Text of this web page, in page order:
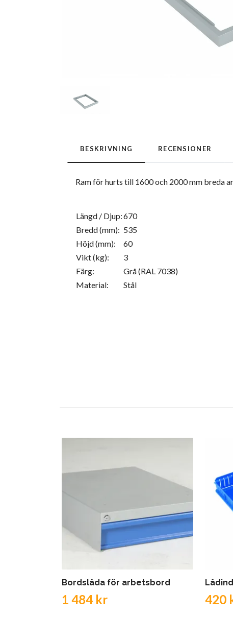
BESKRIVNING RECENSIONER
Ram för hurts till 1600 och 2000 mm breda
Längd / Djup:670
Bredd (mm): 535
Höjd (mm):
60
Vikt (kg):
3
Färg:
Grå (RAL 7038)
Material:
Stål
Bordslåda för arbetsbord
1 484 kr 420